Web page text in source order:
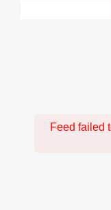
Feed failed